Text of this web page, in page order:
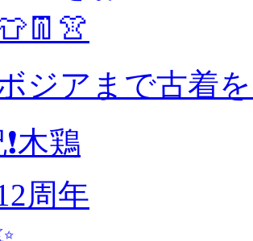
ジアまで古着